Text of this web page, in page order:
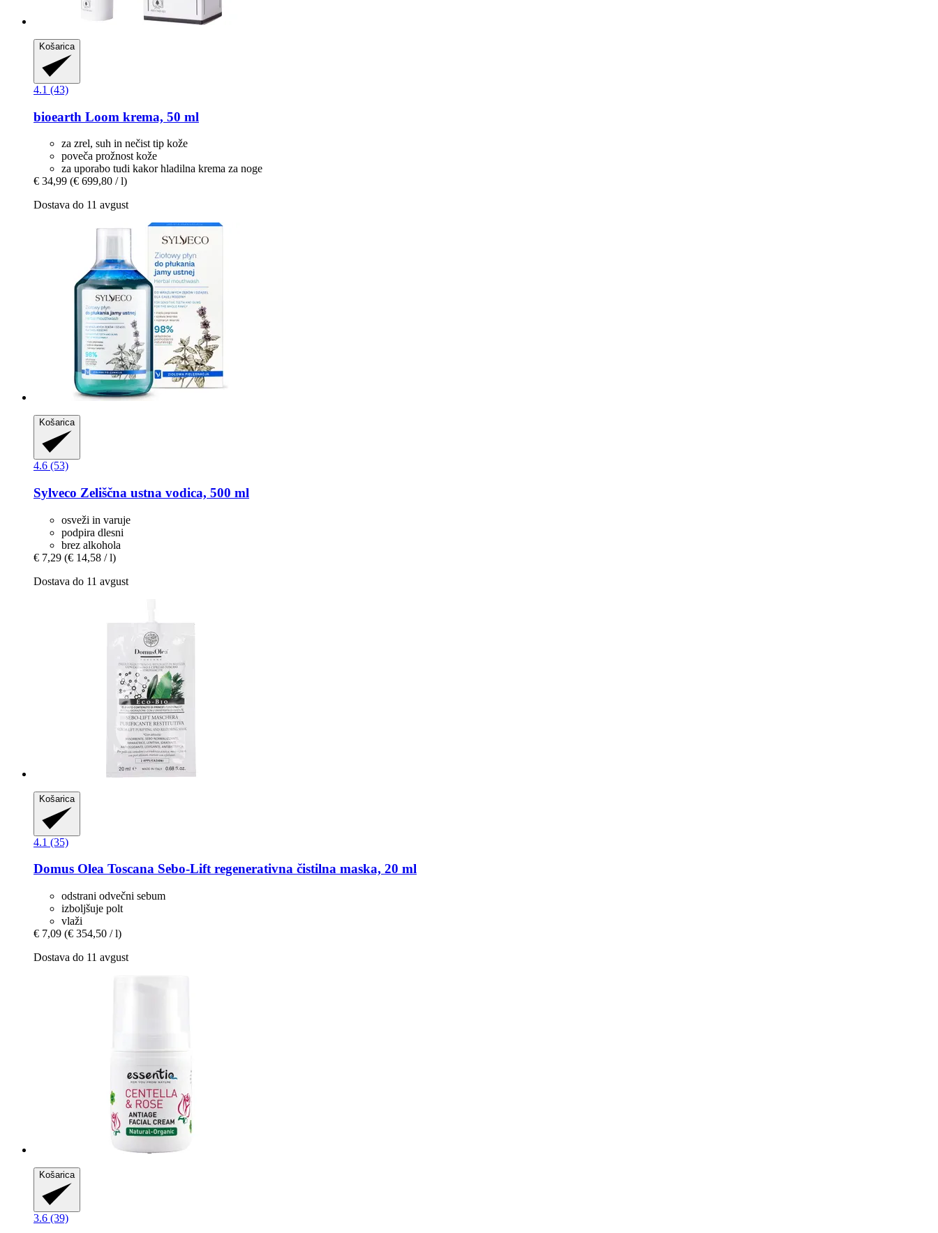
Košarica
4.1 (43)
bioearth Loom krema, 50 ml
za zrel, suh in nečist tip kože
poveča prožnost kože
za uporabo tudi kakor hladilna krema za noge
€ 34,99 (€ 699,80 / l)
Dostava do 11 avgust
Košarica
4.6 (53)
Sylveco Zeliščna ustna vodica, 500 ml
osveži in varuje
podpira dlesni
brez alkohola
€ 7,29 (€ 14,58 / l)
Dostava do 11 avgust
Košarica
4.1 (35)
Domus Olea Toscana Sebo-​Lift regenerativna čistilna maska, 20 ml
odstrani odvečni sebum
izboljšuje polt
vlaži
€ 7,09 (€ 354,50 / l)
Dostava do 11 avgust
Košarica
3.6 (39)